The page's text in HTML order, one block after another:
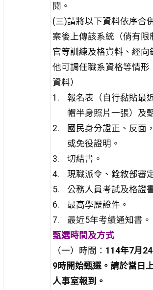
閱。
(三)請將以下資料依序合
案後上傳該系統（倘有限
官等訓練及格資料、經向
他可調任職系資格等情形
資料）
報名表（自行黏貼最
帽半身照片一張）及
國民身分證正、反面
或免役證明。
切結書。
現職派令、銓敘部審
公務人員考試及格證
最高學歷證件。
最近5年考績通知書。
甄選時間及方式
（一）時間： 114年7月
9時開始甄選。請於當日
人事室報到。